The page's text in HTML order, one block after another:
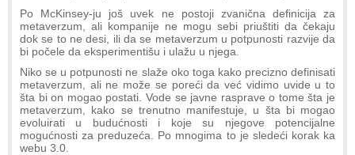
Po McKinsey-ju još uvek ne postoji zvanična definicija za
metaverzum, ali kompanije ne mogu sebi priuštiti da čekaju
dok se to ne desi, ili da se metaverzum u potpunosti razvije da
bi počele da eksperimentišu i ulažu u njega.
Niko se u potpunosti ne slaže oko toga kako precizno definisati
metaverzum, ali ne može se poreći da već vidimo uvide u to
šta bi on mogao postati. Vode se javne rasprave o tome šta je
metaverzum, kako se trenutno manifestuje, u šta bi mogao
evoluirati u budućnosti i koje su njegove potencijalne
mogućnosti za preduzeća. Po mnogima to je sledeći korak ka
webu 3.0.